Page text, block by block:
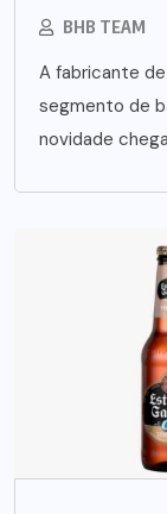
BHB TEAM
A fabricante
segmento de
novidade